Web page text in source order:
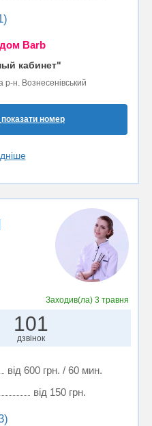
Barb
кабинет"
н. Вознесенівський
показати номер
Заходив(ла) 3 травня
101
дзвінок
від 600 грн. / 60 мин.
від 150 грн.